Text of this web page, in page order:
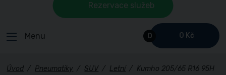
0 0 Kč
Menu
Rezervace služeb
Úvod / Pneumatiky / SUV / Letní / Kumho 205/65 R16 95H